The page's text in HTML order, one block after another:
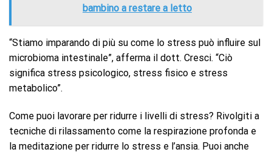
bambino a restare a letto
“Stiamo imparando di più su come lo stress può influire sul
microbioma intestinale”, afferma il dott. Cresci. “Ciò
significa stress psicologico, stress fisico e stress
metabolico”.
Come puoi lavorare per ridurre i livelli di stress? Rivolgiti a
tecniche di rilassamento come la respirazione profonda e
la meditazione per ridurre lo stress e l’ansia. Puoi anche